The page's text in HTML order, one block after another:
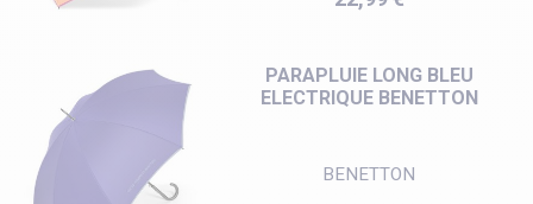
PARAPLUIE LONG BLEU
ELECTRIQUE BENETTON
BENETTON